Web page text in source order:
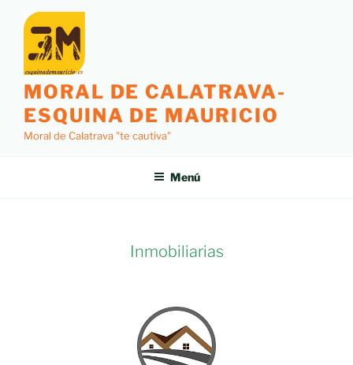
MORAL DE CALATRAVA-
ESQUINA DE MAURICIO
Moral de Calatrava "te cautiva"
Menú
Inmobiliarias